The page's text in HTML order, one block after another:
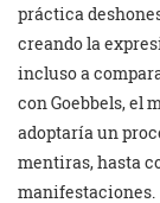
práctica
creando la
incluso a
con Goebbels, el
adoptaría un
mentiras, hasta
manifestaciones.